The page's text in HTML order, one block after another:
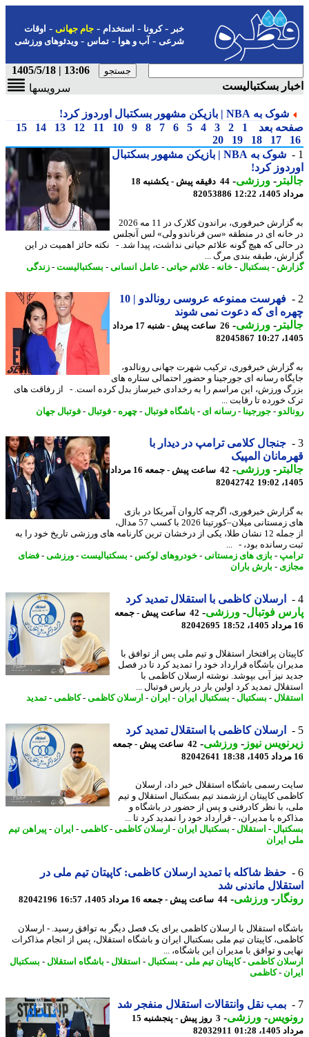
-کرونا-استخدام- جام جهانی-اوقات
شرعی-آب و هوا-تماس-ویدئوهای ورزشی
13:06 | 1405/5/18
بسکتبالیست
سرویسها
شوک به NBA | بازیکن مشهور بسکتبال اوردوز کرد!
بعد
1
2
3
4
5
6
7
8
9
10
11
12
13
14
15
17
18
19
20
شوک به NBA | بازیکن مشهور بسکتبال
کرد!
-ورزشی-
44 دقیقه پیش - یکشنبه 18
12:22
82053886
به گزارش خبرفوری، براندون کلارک در 11 مه 2026
ای در منطقه «سن فرناندو ولی» لس آنجلس
که هیچ گونه علائم حیاتی نداشت، پیدا شد. - نکته حائز اهمیت در این
طبقه بندی مرگ ...
-بسکتبال-خانه -علائم حیاتی-عامل انسانی-بسکتبالیست-زندگی
فهرست ممنوعه عروسی رونالدو | 10
ای که دعوت نمی شوند
-ورزشی-
26 ساعت پیش - شنبه 17 مرداد
82045867
خبرفوری، ترکیب شهرت جهانی رونالدو،
رسانه ای جورجینا و حضور احتمالی ستاره های
ورزش، این مراسم را به رخدادی خبرساز بدل کرده است. - از رفاقت های
خورده تا رقابت ...
-جورجینا -رسانه ای- باشگاه فوتبال-چهره-فوتبال-فوتبال جهان
جنجال کلامی ترامپ در دیدار با
المپیک
-ورزشی-
42 ساعت پیش - جمعه 16 مرداد
82042742
خبرفوری، اگرچه کاروان آمریکا در بازی
های زمستانی میلان–کورتینا 2026 با کسب 57 مدال،
از جمله 12 نشان طلا، یکی از درخشان ترین کارنامه های ورزشی تاریخ خود را به
رسانده بود، - ...
-بازی های زمستانی-خودروهای لوکس-بسکتبالیست-ورزشی -فضای
- بارش باران
ارسلان کاظمی با استقلال تمدید کرد
فوتبال-ورزشی-
42 ساعت پیش - جمعه
82042695
پرافتخار استقلال و تیم ملی پس از توافق با
باشگاه قرارداد خود را تمدید کرد تا در فصل
نیز آبی بپوشد. نوشته ارسلان کاظمی با
تمدید کرد اولین بار در پارس فوتبال ...
-بسکتبال-بسکتبال ایران - ایران - ارسلان کاظمی-کاظمی-تمدید
ارسلان کاظمی با استقلال تمدید کرد
نیوز-ورزشی-
42 ساعت پیش - جمعه
82042641
رسمی باشگاه استقلال خبر داد، ارسلان
کاپیتان ارزشمند تیم بسکتبال استقلال و تیم
با نظر کادرفنی و پس از حضور در باشگاه و
با مدیران، - قرارداد خود را تمدید کرد تا ...
-استقلال-بسکتبال ایران - ارسلان کاظمی-کاظمی-ایران -
پیراهن تیم
ایران
حفظ شاکله با تمدید ارسلان کاظمی: کاپیتان تیم ملی در
ماندنی شد
-ورزشی-44 ساعت پیش - جمعه 16 مرداد 1405، 16:57 82042196
استقلال با ارسلان کاظمی برای یک فصل دیگر به توافق رسید. - ارسلان
کاپیتان تیم ملی بسکتبال ایران و باشگاه استقلال، پس از انجام مذاکرات
و توافق با مدیران این باشگاه، ...
کاظمی-کاپیتان تیم ملی -بسکتبال-استقلال-باشگاه استقلال-بسکتبال
- کاظمی
بمب نقل وانتقالات استقلال منفجر شد
-ورزشی-
3 روز پیش - پنجشنبه 15
01:28
82032911